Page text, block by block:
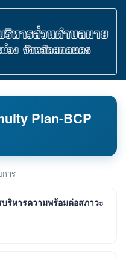
Plan-BCP
การ
ริหารความพร้อมต่อสภาวะ